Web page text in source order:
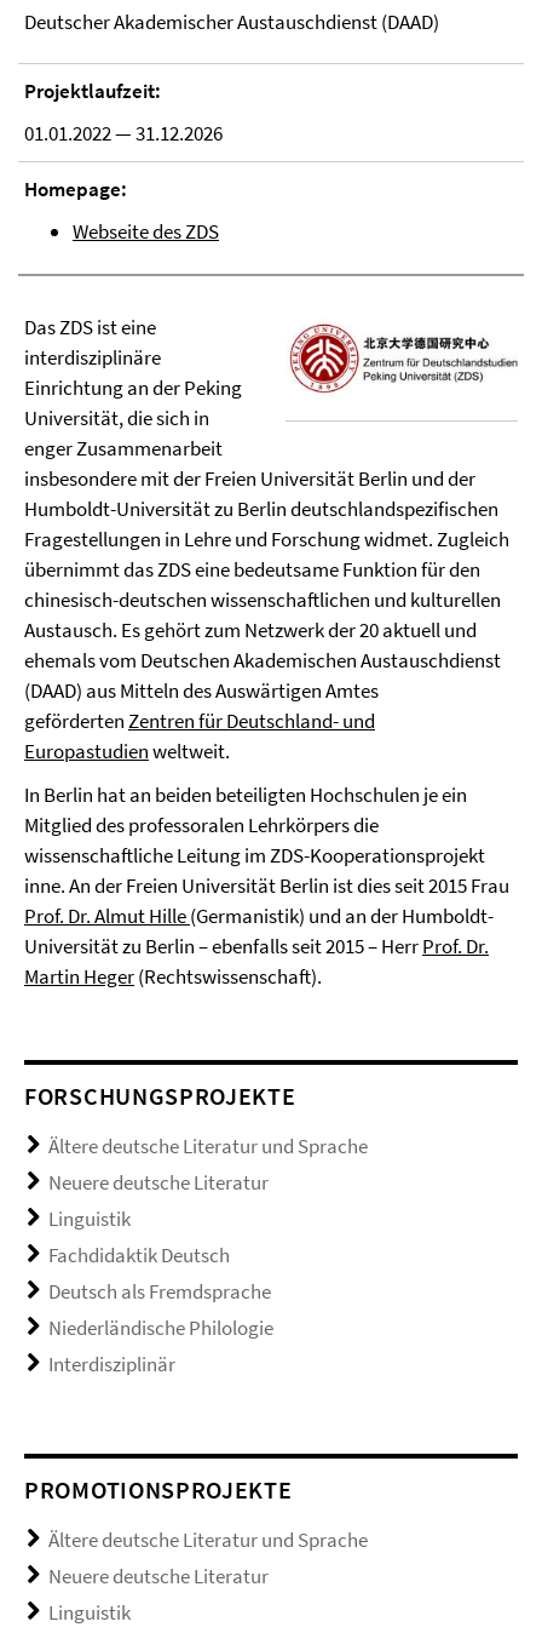
Deutscher Akademischer Austauschdienst (DAAD)
Projektlaufzeit:
01.01.2022 — 31.12.2026
Homepage:
Webseite des ZDS
Das ZDS ist eine
interdisziplinäre
Einrichtung an der Peking
Universität, die sich in
enger Zusammenarbeit
insbesondere mit der Freien Universität Berlin und der
Humboldt-Universität zu Berlin deutschlandspezifischen
Fragestellungen in Lehre und Forschung widmet. Zugleich
übernimmt das ZDS eine bedeutsame Funktion für den
chinesisch-deutschen wissenschaftlichen und kulturellen
Austausch. Es gehört zum Netzwerk der 20 aktuell und
ehemals vom Deutschen Akademischen Austauschdienst
(DAAD) aus Mitteln des Auswärtigen Amtes
gefördertenZentren für Deutschland- und
Europastudienweltweit.
In Berlin hat an beiden beteiligten Hochschulen je ein
Mitglied des professoralen Lehrkörpers die
wissenschaftliche Leitung im ZDS-Kooperationsprojekt
inne. An der Freien Universität Berlin ist dies seit 2015 Frau
Prof. Dr. Almut Hille(Germanistik) und an der Humboldt-
Universität zu Berlin – ebenfalls seit 2015 – HerrProf. Dr.
Martin Heger(Rechtswissenschaft).
FORSCHUNGSPROJEKTE
Ältere deutsche Literatur und Sprache
Neuere deutsche Literatur
Linguistik
Fachdidaktik Deutsch
Deutsch als Fremdsprache
Niederländische Philologie
Interdisziplinär
PROMOTIONSPROJEKTE
Ältere deutsche Literatur und Sprache
Neuere deutsche Literatur
Linguistik